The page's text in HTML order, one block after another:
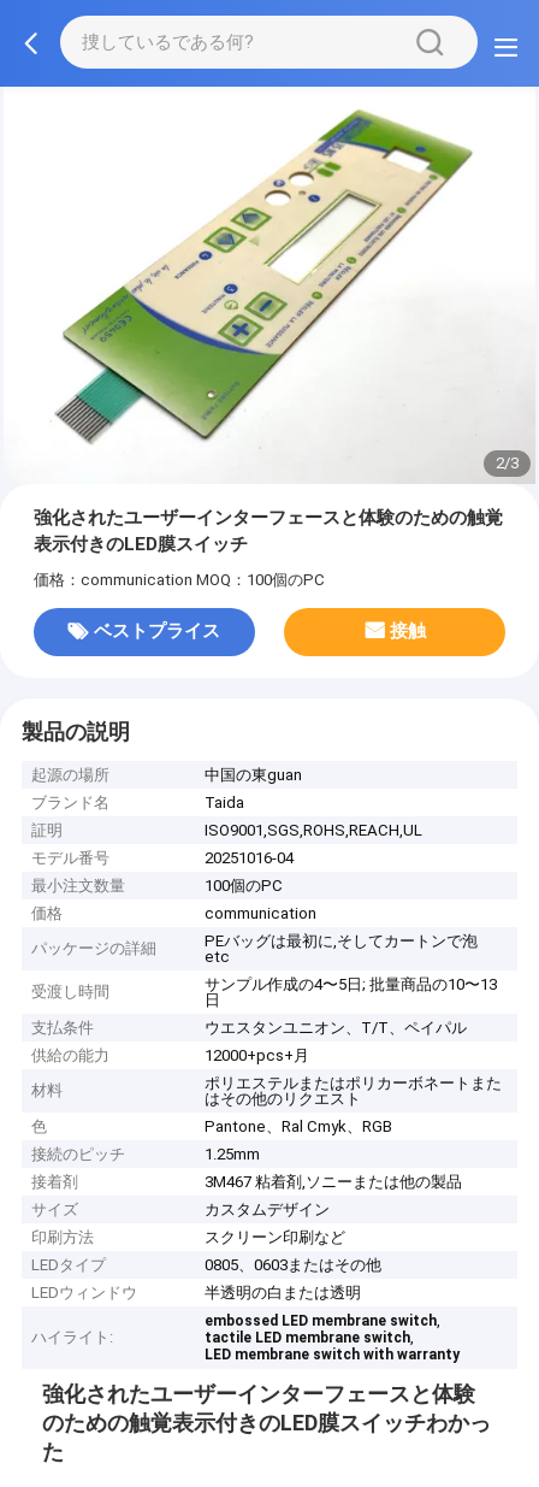
2/3
強化されたユーザーインターフェースと体験のための触覚
表示付きのLED膜スイッチ
価格：communication MOQ：100個のPC
ベストプライス 接触
製品の説明
起源の場所
中国の東guan
ブランド名
Taida
証明
ISO9001,SGS,ROHS,REACH,UL
モデル番号
20251016-04
最小注文数量
100個のPC
価格
communication
パッケージの詳細
PEバッグは最初に,そしてカートンで泡
etc
受渡し時間
サンプル作成の4〜5日; 批量商品の10〜13
日
支払条件
ウエスタンユニオン、T/T、ペイパル
供給の能力
12000+pcs+月
材料
ポリエステルまたはポリカーボネートまた
はその他のリクエスト
色
Pantone、Ral Cmyk、RGB
接続のピッチ
1.25mm
接着剤
3M467 粘着剤,ソニーまたは他の製品
サイズ
カスタムデザイン
印刷方法
スクリーン印刷など
LEDタイプ
0805、0603またはその他
LEDウィンドウ
半透明の白または透明
ハイライト:
embossed LED membrane switch,
tactile LED membrane switch,
LED membrane switch with warranty
強化されたユーザーインターフェースと体験
のための触覚表示付きのLED膜スイッチわかっ
た